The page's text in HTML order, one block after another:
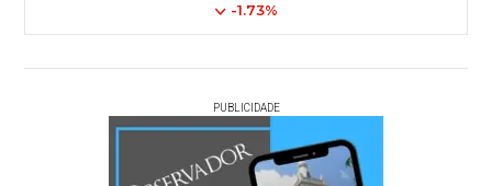
-1.73%
PUBLICIDADE